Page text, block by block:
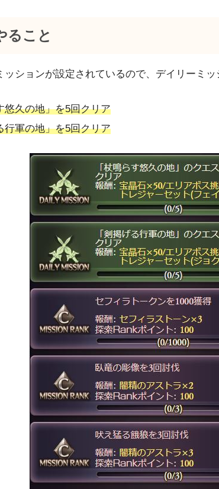
ること
ッションが設定されているので、デイリーミッ
悠久の地」を5回クリア
行軍の地」を5回クリア